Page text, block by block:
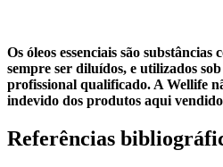
Os óleos essenciais são substâncias
sempre ser diluídos, e utilizados
profissional qualificado. A Wellife
indevido dos produtos aqui
Referências